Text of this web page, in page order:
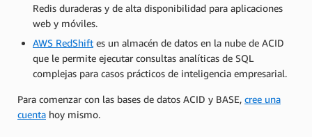
Redis duraderas y de alta disponibilidad para aplicaciones
web y móviles.
AWS RedShift es un almacén de datos en la nube de ACID
que le permite ejecutar consultas analíticas de SQL
complejas para casos prácticos de inteligencia empresarial.
Para comenzar con las bases de datos ACID y BASE, cree una
cuenta hoy mismo.